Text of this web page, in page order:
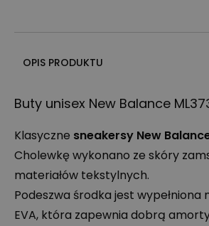
OPIS PRODUKTU
Buty unisex New Balance
Klasyczne sneakersy New
Cholewkę wykonano ze skóry
materiałów tekstylnych.
Podeszwa środka jest wypełniona
EVA, która zapewnia dobrą